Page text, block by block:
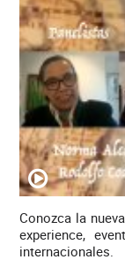
Conozca la
experience,
internacionales.